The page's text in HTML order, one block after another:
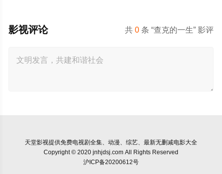
共0 条 “查克的一生” 影评
影视评论
天堂影视提供免费电视剧全集、动漫、综艺、最新无删减电影大全
Copyright © 2020 jnhjdsj.com All Rights Reserved
沪ICP备20200612号